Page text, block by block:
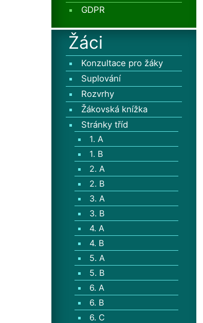
GDPR
Žáci
Konzultace pro žáky
Suplování
Rozvrhy
Žákovská knížka
Stránky tříd
1. A
1. B
2. A
2. B
3. A
3. B
4. A
4. B
5. A
5. B
6. A
6. B
6. C